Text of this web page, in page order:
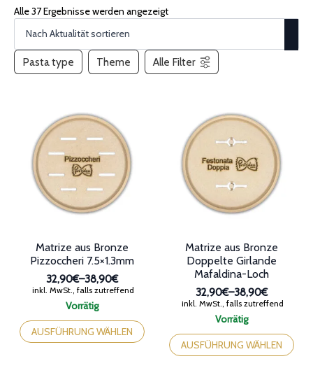
Alle 37 Ergebnisse werden angezeigt
Pasta type Theme Alle Filter
Vorrätig
Matrize aus Bronze
Pizzoccheri 7.5×1.3mm
32,90€–38,90€
Preisspanne:
32,90€
38,90€
inkl. MwSt., falls zutreffend
AUSFÜHRUNG WÄHLEN
Dieses
Produkt
weist
Vorrätig
Matrize aus Bronze
Doppelte Girlande
Mafaldina-Loch
32,90€–38,90€
Preisspanne:
32,90€
38,90€
inkl. MwSt., falls zutreffend
AUSFÜHRUNG WÄHLEN
Dieses
Produkt
weist